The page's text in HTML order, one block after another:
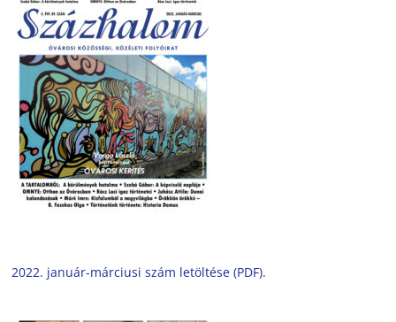
2022. január-márciusi szám letöltése (PDF).